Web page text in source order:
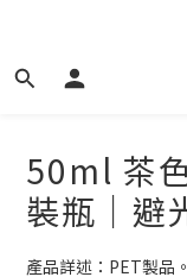
50ml 茶
裝瓶｜避
產品詳述：PET製品。